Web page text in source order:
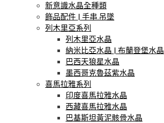
新意識水晶全種類
飾品配件 | 手串.吊墜
列木里亞系列
列木里亞水晶
納米比亞水晶 | 布蘭登堡水晶
巴西天狼星水晶
墨西哥克魯茲紫水晶
喜馬拉雅系列
印度喜馬拉雅水晶
西藏喜馬拉雅水晶
巴基斯坦黃泥骸骨水晶